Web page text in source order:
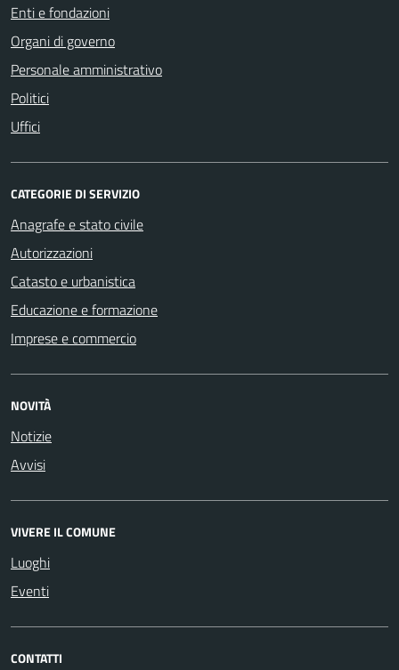
Enti e fondazioni
Organi di governo
Personale amministrativo
Politici
Uffici
CATEGORIE DI SERVIZIO
Anagrafe e stato civile
Autorizzazioni
Catasto e urbanistica
Educazione e formazione
Imprese e commercio
NOVITÀ
Notizie
Avvisi
VIVERE IL COMUNE
Luoghi
Eventi
CONTATTI